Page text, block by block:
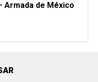
Armada de México